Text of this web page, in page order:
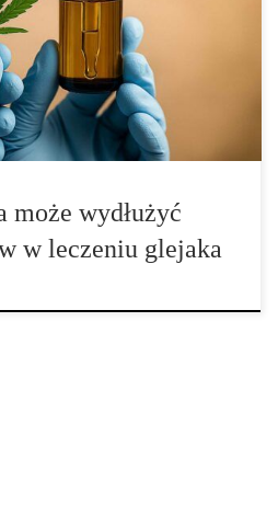
w II fazie badania GW
pacjentów z glejakiem: 83%
czas przeżycia 550 vs 369 dni.
dobrą […]
może wydłużyć
w leczeniu glejaka